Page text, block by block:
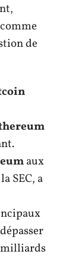
comme
de
aux
SEC, a
milliards